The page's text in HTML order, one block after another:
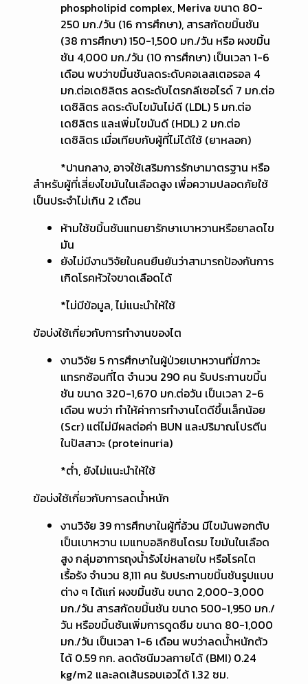
phospholipid complex, Meriva ขนาด 80-
250 มก./วัน (16 การศึกษา), สารสกัดขมิ้นชัน
(38 การศึกษา) 150-1,500 มก./วัน หรือ ผงขมิ้น
ชัน 4,000 มก./วัน (10 การศึกษา) เป็นเวลา 1-6
เดือน พบว่าขมิ้นชันลดระดับคอเลสเตอรอล 4
มก.ต่อเดซิลิตร ลดระดับไตรกลีเซอไรด์ 7 มก.ต่อ
เดซิลิตร ลดระดับไขมันไม่ดี (LDL) 5 มก.ต่อ
เดซิลิตร และเพิ่มไขมันดี (HDL) 2 มก.ต่อ
เดซิลิตร เมื่อเทียบกับผู้ที่ไม่ได้ใช้ (ยาหลอก)
*ปานกลาง, อาจใช้เสริมการรักษามาตรฐาน หรือ
สำหรับผู้ที่เสี่ยงไขมันในเลือดสูง เพื่อความปลอดภัยใช้
เป็นประจำไม่เกิน 2 เดือน
ห้ามใช้ขมิ้นชันแทนยารักษาเบาหวานหรือยาลดไข
มัน
ยังไม่มีงานวิจัยในคนยืนยันว่าสามารถป้องกันการ
เกิดโรคหัวใจขาดเลือดได้
*ไม่มีข้อมูล, ไม่แนะนำให้ใช้
ข้อบ่งใช้เกี่ยวกับการทำงานของไต
งานวิจัย 5 การศึกษาในผู้ป่วยเบาหวานที่มีภาวะ
แทรกซ้อนที่ไต จำนวน 290 คน รับประทานขมิ้น
ชัน ขนาด 320-1,670 มก.ต่อวัน เป็นเวลา 2-6
เดือน พบว่า ทำให้ค่าการทำงานไตดีขึ้นเล็กน้อย
(Scr) แต่ไม่มีผลต่อค่า BUN และปริมาณโปรตีน
ในปัสสาวะ (proteinuria)
*ต่ำ, ยังไม่แนะนำให้ใช้
ข้อบ่งใช้เกี่ยวกับการลดน้ำหนัก
งานวิจัย 39 การศึกษาในผู้ที่อ้วน มีไขมันพอกตับ
เป็นเบาหวาน เมแทบอลิกซินโดรม ไขมันในเลือด
สูง กลุ่มอาการถุงน้ำรังไข่หลายใบ หรือโรคไต
เรื้อรัง จำนวน 8,111 คน รับประทานขมิ้นชันรูปแบบ
ต่าง ๆ ได้แก่ ผงขมิ้นชัน ขนาด 2,000-3,000
มก./วัน สารสกัดขมิ้นชัน ขนาด 500-1,950 มก./
วัน หรือขมิ้นชันเพิ่มการดูดซึม ขนาด 80-1,000
มก./วัน เป็นเวลา 1-6 เดือน พบว่าลดน้ำหนักตัว
ได้ 0.59 กก. ลดดัชนีมวลกายได้ (BMI) 0.24
kg/m2 และลดเส้นรอบเอวได้ 1.32 ซม.